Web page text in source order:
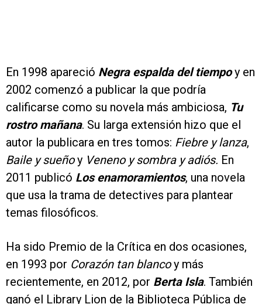
En 1998 apareció Negra espalda del tiempo y en
2002 comenzó a publicar la que podría
calificarse como su novela más ambiciosa, Tu
rostro mañana. Su larga extensión hizo que el
autor la publicara en tres tomos: Fiebre y lanza,
Baile y sueñoy Veneno y sombra y adiós. En
2011 publicó Los enamoramientos, una novela
que usa la trama de detectives para plantear
temas filosóficos.
Ha sido Premio de la Crítica en dos ocasiones,
en 1993 por Corazón tan blancoy más
recientemente, en 2012, por Berta Isla. También
ganó el Library Lion de la Biblioteca Pública de